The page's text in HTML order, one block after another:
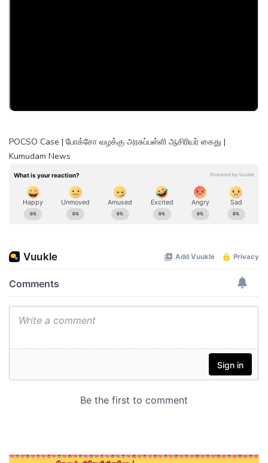
POCSO Case | போக்சோ வழக்கு அரசுப்பள்ளி ஆசிரியர் கைது |
Kumudam News